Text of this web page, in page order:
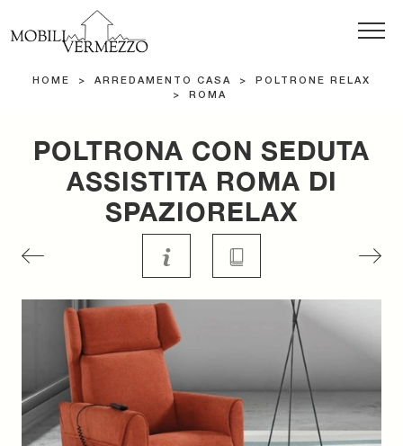
HOME > ARREDAMENTO CASA >
POLTRONE RELAX
>
ROMA
POLTRONA CON SEDUTA
ASSISTITA ROMA DI
SPAZIORELAX